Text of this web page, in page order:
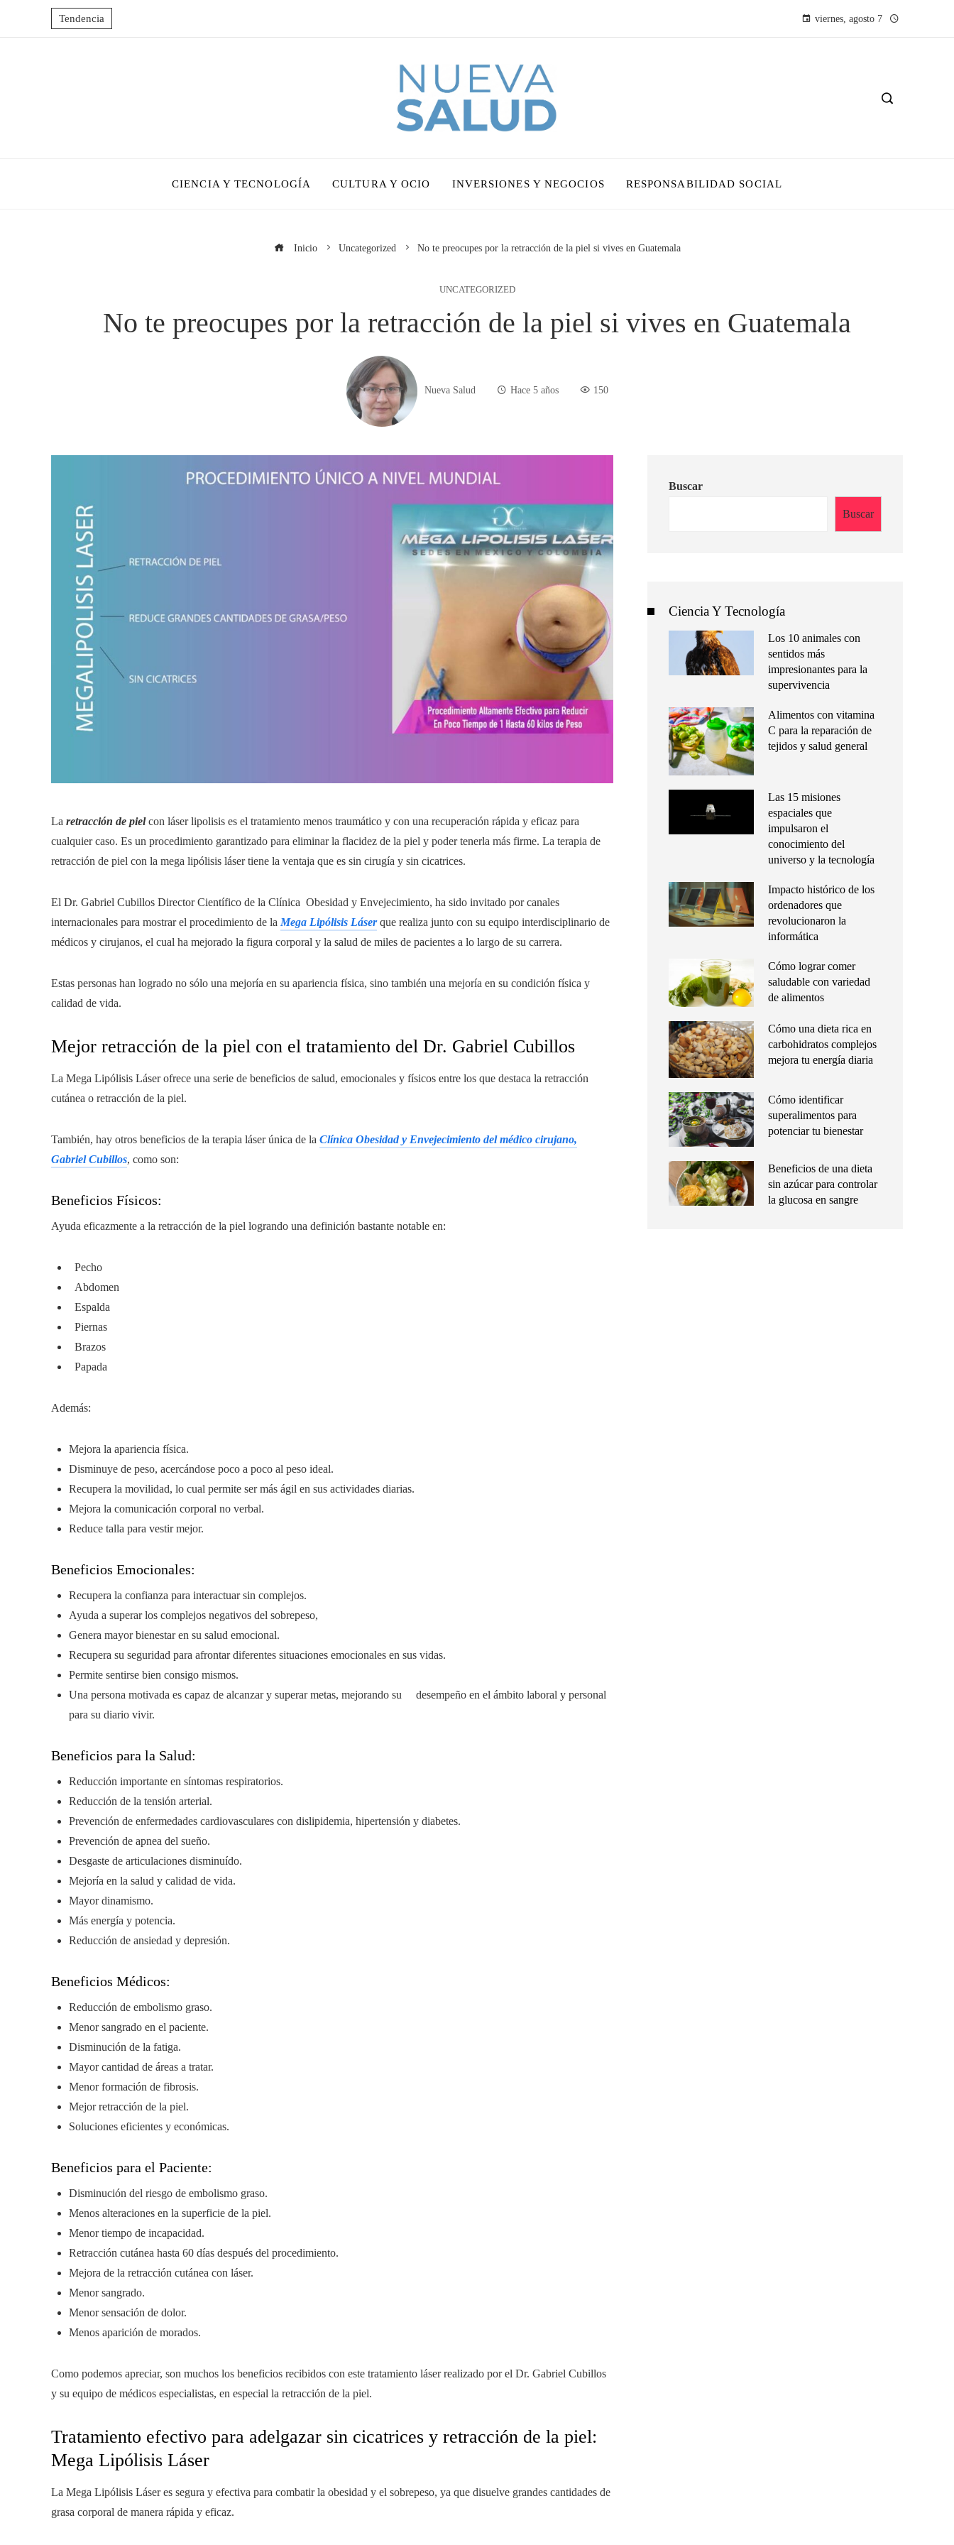
Tendencia viernes, agosto 7
CIENCIA Y TECNOLOGÍA CULTURA Y OCIO INVERSIONES Y NEGOCIOS RESPONSABILIDAD SOCIAL
Inicio Uncategorized No te preocupes por la retracción de la piel si vives en Guatemala
UNCATEGORIZED
No te preocupes por la retracción de la piel si vives en Guatemala
Nueva Salud Hace 5 años 150
La retracción de pielcon láser lipolisis es el tratamiento menos traumático y con una recuperación rápida y eficaz para
cualquier caso. Es un procedimiento garantizado para eliminar la flacidez de la piel y poder tenerla más firme. La terapia de
retracción de piel con la mega lipólisis láser tiene la ventaja que es sin cirugía y sin cicatrices.
El Dr. Gabriel Cubillos Director Científico de la Clínica Obesidad y Envejecimiento, ha sido invitado por canales
internacionales para mostrar el procedimiento de la Mega Lipólisis Láserque realiza junto con su equipo interdisciplinario de
médicos y cirujanos, el cual ha mejorado la figura corporal y la salud de miles de pacientes a lo largo de su carrera.
Estas personas han logrado no sólo una mejoría en su apariencia física, sino también una mejoría en su condición física y
calidad de vida.
Mejor retracción de la piel con el tratamiento del Dr. Gabriel Cubillos
La Mega Lipólisis Láser ofrece una serie de beneficios de salud, emocionales y físicos entre los que destaca la retracción
cutánea o retracción de la piel.
También, hay otros beneficios de la terapia láser única de la Clínica Obesidad y Envejecimiento del médico cirujano,
Gabriel Cubillos, como son:
Beneficios Físicos:
Ayuda eficazmente a la retracción de la piel logrando una definición bastante notable en:
Pecho
Abdomen
Espalda
Piernas
Brazos
Papada
Además:
Mejora la apariencia física.
Disminuye de peso, acercándose poco a poco al peso ideal.
Recupera la movilidad, lo cual permite ser más ágil en sus actividades diarias.
Mejora la comunicación corporal no verbal.
Reduce talla para vestir mejor.
Beneficios Emocionales:
Recupera la confianza para interactuar sin complejos.
Ayuda a superar los complejos negativos del sobrepeso,
Genera mayor bienestar en su salud emocional.
Recupera su seguridad para afrontar diferentes situaciones emocionales en sus vidas.
Permite sentirse bien consigo mismos.
Una persona motivada es capaz de alcanzar y superar metas, mejorando su desempeño en el ámbito laboral y personal
para su diario vivir.
Beneficios para la Salud:
Reducción importante en síntomas respiratorios.
Reducción de la tensión arterial.
Prevención de enfermedades cardiovasculares con dislipidemia, hipertensión y diabetes.
Prevención de apnea del sueño.
Desgaste de articulaciones disminuído.
Mejoría en la salud y calidad de vida.
Mayor dinamismo.
Más energía y potencia.
Reducción de ansiedad y depresión.
Beneficios Médicos:
Reducción de embolismo graso.
Menor sangrado en el paciente.
Disminución de la fatiga.
Mayor cantidad de áreas a tratar.
Menor formación de fibrosis.
Mejor retracción de la piel.
Soluciones eficientes y económicas.
Beneficios para el Paciente:
Disminución del riesgo de embolismo graso.
Menos alteraciones en la superficie de la piel.
Menor tiempo de incapacidad.
Retracción cutánea hasta 60 días después del procedimiento.
Mejora de la retracción cutánea con láser.
Menor sangrado.
Menor sensación de dolor.
Menos aparición de morados.
Como podemos apreciar, son muchos los beneficios recibidos con este tratamiento láser realizado por el Dr. Gabriel Cubillos
y su equipo de médicos especialistas, en especial la retracción de la piel.
Tratamiento efectivo para adelgazar sin cicatrices y retracción de la piel:
Mega Lipólisis Láser
La Mega Lipólisis Láser es segura y efectiva para combatir la obesidad y el sobrepeso, ya que disuelve grandes cantidades de
grasa corporal de manera rápida y eficaz.
Buscar
Buscar
Ciencia Y Tecnología
Los 10 animales con
sentidos más
impresionantes para la
supervivencia
Alimentos con vitamina
C para la reparación de
tejidos y salud general
Las 15 misiones
espaciales que
impulsaron el
conocimiento del
universo y la tecnología
Impacto histórico de los
ordenadores que
revolucionaron la
informática
Cómo lograr comer
saludable con variedad
de alimentos
Cómo una dieta rica en
carbohidratos complejos
mejora tu energía diaria
Cómo identificar
superalimentos para
potenciar tu bienestar
Beneficios de una dieta
sin azúcar para controlar
la glucosa en sangre